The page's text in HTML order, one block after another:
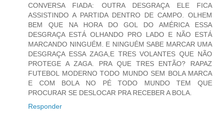
CONVERSA FIADA: OUTRA DESGRAÇA ELE FICA
ASSISTINDO A PARTIDA DENTRO DE CAMPO. OLHEM
BEM QUE NA HORA DO GOL DO AMÉRICA ESSA
DESGRAÇA ESTÁ OLHANDO PRO LADO E NÃO ESTÁ
MARCANDO NINGUÉM. E NINGUÉM SABE MARCAR UMA
DESGRAÇA ESSA ZAGA,E TRES VOLANTES QUE NÃO
PROTEGE A ZAGA. PRA QUE TRES ENTÃO? RAPAZ
FUTEBOL MODERNO TODO MUNDO SEM BOLA MARCA
E COM BOLA NO PÉ TODO MUNDO TEM QUE
PROCURAR SE DESLOCAR PRA RECEBER A BOLA.
Responder